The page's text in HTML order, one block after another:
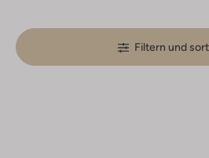
Filtern und